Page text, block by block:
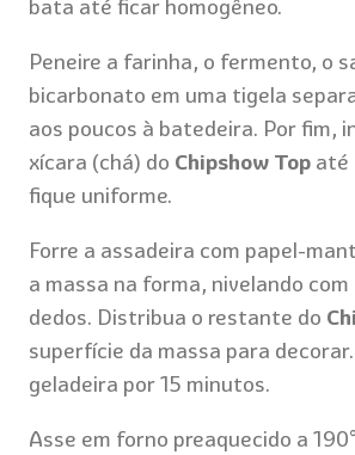
bata até ficar homogêneo.
Peneire a farinha, o fermento, o
bicarbonato em uma tigela
aos poucos à batedeira. Por fim,
xícara (chá) do Chipshow Top até
fique uniforme.
Forre a assadeira com papel-
a massa na forma, nivelando
dedos. Distribua o restante do
superfície da massa para
geladeira por 15 minutos.
Asse em forno preaquecido a